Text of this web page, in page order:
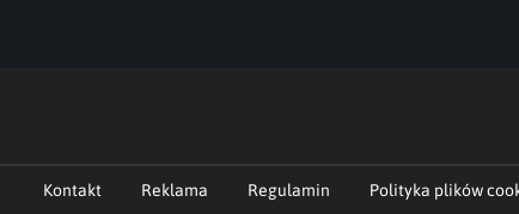
Kontakt Reklama Regulamin Polityka plików